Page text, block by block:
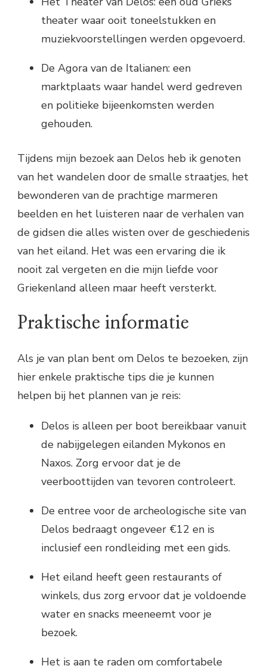
theater waar ooit toneelstukken en
muziekvoorstellingen werden opgevoerd.
De Agora van de Italianen: een
marktplaats waar handel werd gedreven
en politieke bijeenkomsten werden
gehouden.
Tijdens mijn bezoek aan Delos heb ik genoten
van het wandelen door de smalle straatjes, het
bewonderen van de prachtige marmeren
beelden en het luisteren naar de verhalen van
de gidsen die alles wisten over de geschiedenis
van het eiland. Het was een ervaring die ik
nooit zal vergeten en die mijn liefde voor
Griekenland alleen maar heeft versterkt.
Praktische informatie
Als je van plan bent om Delos te bezoeken, zijn
hier enkele praktische tips die je kunnen
helpen bij het plannen van je reis:
Delos is alleen per boot bereikbaar vanuit
de nabijgelegen eilanden Mykonos en
Naxos. Zorg ervoor dat je de
veerboottijden van tevoren controleert.
De entree voor de archeologische site van
Delos bedraagt ongeveer €12 en is
inclusief een rondleiding met een gids.
Het eiland heeft geen restaurants of
winkels, dus zorg ervoor dat je voldoende
water en snacks meeneemt voor je
bezoek.
Het is aan te raden om comfortabele